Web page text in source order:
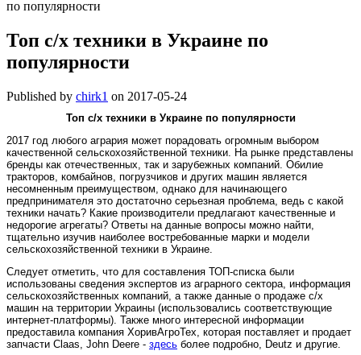
по популярности
Топ с/х техники в Украине по
популярности
Published by chirk1 on 2017-05-24
Топ с/х техники в Украине по популярности
2017 год любого агрария может порадовать огромным выбором
качественной сельскохозяйственной техники. На рынке представлены
бренды как отечественных, так и зарубежных компаний. Обилие
тракторов, комбайнов, погрузчиков и других машин является
несомненным преимуществом, однако для начинающего
предпринимателя это достаточно серьезная проблема, ведь с какой
техники начать? Какие производители предлагают качественные и
недорогие агрегаты? Ответы на данные вопросы можно найти,
тщательно изучив наиболее востребованные марки и модели
сельскохозяйственной техники в Украине.
Следует отметить, что для составления ТОП-списка были
использованы сведения экспертов из аграрного сектора, информация
сельскохозяйственных компаний, а также данные о продаже с/х
машин на территории Украины (использовались соответствующие
интернет-платформы). Также много интересной информации
предоставила компания ХоривАгроТех, которая поставляет и продает
запчасти Claas, John Deere - здесь более подробно, Deutz и другие.